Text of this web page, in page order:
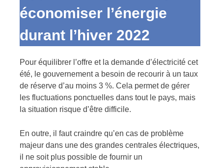
économiser l’énergie
durant l’hiver 2022
Pour équilibrer l’offre et la demande d’électricité cet
été, le gouvernement a besoin de recourir à un taux
de réserve d’au moins 3 %. Cela permet de gérer
les fluctuations ponctuelles dans tout le pays, mais
la situation risque d’être difficile.
En outre, il faut craindre qu’en cas de problème
majeur dans une des grandes centrales électriques,
il ne soit plus possible de fournir un